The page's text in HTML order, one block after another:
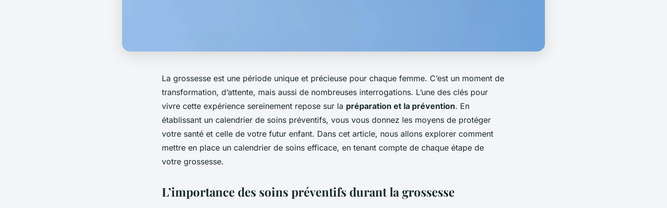
La grossesse est une période unique et précieuse pour chaque femme. C’est un moment de
transformation, d’attente, mais aussi de nombreuses interrogations. L’une des clés pour
vivre cette expérience sereinement repose sur la préparation et la prévention. En
établissant un calendrier de soins préventifs, vous vous donnez les moyens de protéger
votre santé et celle de votre futur enfant. Dans cet article, nous allons explorer comment
mettre en place un calendrier de soins efficace, en tenant compte de chaque étape de
votre grossesse.
L’importance des soins préventifs durant la grossesse